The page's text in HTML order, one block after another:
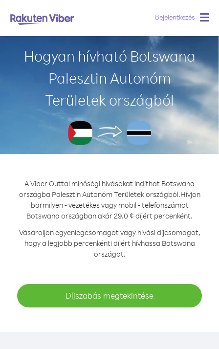
Bejelentkezés
Hogyan hívható Botswana
Palesztin Autonóm
Területek országból
A Viber Outtal minőségi hívásokat indíthat Botswana
országba Palesztin Autonóm Területek országból.Hívjon
bármilyen - vezetékes vagy mobil - telefonszámot
Botswana országban akár 29.0 ¢ díjért percenként.
Vásároljon egyenlegcsomagot vagy hívási díjcsomagot,
hogy a legjobb percenkénti díjért hívhassa Botswana
országot.
Díjszabás megtekintése